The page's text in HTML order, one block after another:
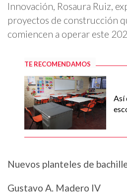
Innovación, Rosaura Ruiz,
proyectos de construcción
comiencen a operar este
TE RECOMENDAMOS
Así
Nuevos planteles de
Gustavo A. Madero IV